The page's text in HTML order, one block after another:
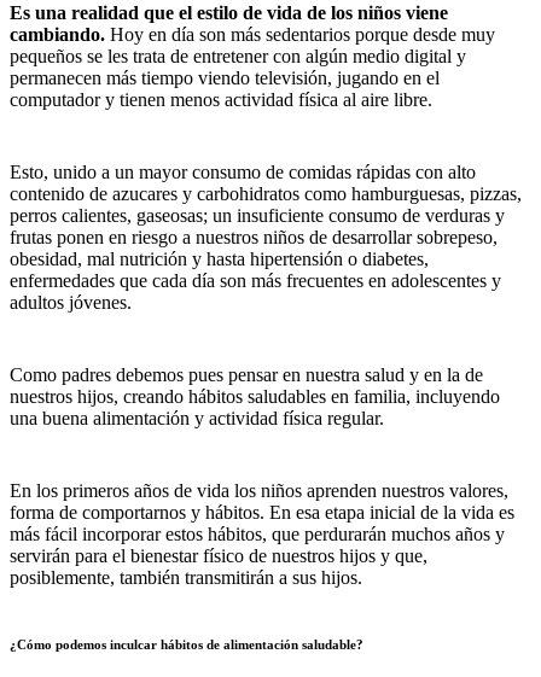
Es una realidad que el estilo de vida de los niños viene
cambiando. Hoy en día son más sedentarios porque desde muy
pequeños se les trata de entretener con algún medio digital y
permanecen más tiempo viendo televisión, jugando en el
computador y tienen menos actividad física al aire libre.
Esto, unido a un mayor consumo de comidas rápidas con alto
contenido de azucares y carbohidratos como hamburguesas, pizzas,
perros calientes, gaseosas; un insuficiente consumo de verduras y
frutas ponen en riesgo a nuestros niños de desarrollar sobrepeso,
obesidad, mal nutrición y hasta hipertensión o diabetes,
enfermedades que cada día son más frecuentes en adolescentes y
adultos jóvenes.
Como padres debemos pues pensar en nuestra salud y en la de
nuestros hijos, creando hábitos saludables en familia, incluyendo
una buena alimentación y actividad física regular.
En los primeros años de vida los niños aprenden nuestros valores,
forma de comportarnos y hábitos. En esa etapa inicial de la vida es
más fácil incorporar estos hábitos, que perdurarán muchos años y
servirán para el bienestar físico de nuestros hijos y que,
posiblemente, también transmitirán a sus hijos.
¿Cómo podemos inculcar hábitos de alimentación saludable?